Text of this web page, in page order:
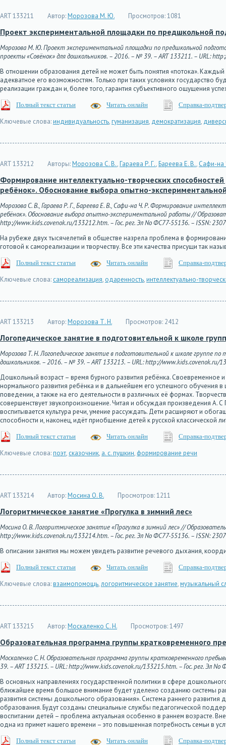
ART 133211 Автор:Морозова М. Ю. Просмотров:1081
Проект экспериментальной площадки по предшкольной
Морозова М. Ю. Проект экспериментальной площадки по предшкольной
проекты «Совёнок» для дошкольников. – 2016. – № 39. – ART 133211. – URL:
В отношении образования детей не может быть понятия «потока».
адекватное его возможностям. Только при таких условиях государство
реализации граждан и, более того, гарантия субъективного ощущения
Полный текст статьи Читать онлайн Справка-
Ключевые слова:индивидуальность,гуманизация, демократизация,
ART 133212 Авторы:Морозова С. В.,Гараева Р. Г.,Бареева Е. В., Сафи-на
Формирование интеллектуально-творческих
ребёнок». Обоснование выбора опытно-
Морозова С. В., Гараева Р. Г., Бареева Е. В., Сафи-на Ч. Р. Формирование
ребёнок». Обоснование выбора опытно-экспериментальной работы //
http://www.kids.covenok.ru/133212.htm. – Гос. рег. Эл No ФС77-55136. – ISSN:
На рубеже двух тысячелетий в обществе назрела проблема в
готовой к самореализации и творчеству. Все эти качества присущи так
Полный текст статьи Читать онлайн Справка-
Ключевые слова: самореализация, одаренность,интеллектуально-
ART 133213 Автор:Морозова Т. Н. Просмотров: 2412
Логопедическое занятие в подготовительной к школе
Морозова Т. Н. Логопедическое занятие в подготовительной к школе группе
дошкольников. – 2016. – № 39. – ART 133213. – URL: http://www.kids.covenok.ru/
Дошкольный возраст – время бурного развития ребёнка.
нормального развития ребёнка и в дальнейшем его успешного обучения
поведении, а также на его деятельности в различных её формах.
совершенствует звукопроизношение. Читая и обсуждая произведения А. С
воспитывается культура речи, умение рассуждать. Дети расширяют и
способности и, наконец, идёт приобщение детей к русской классической
Полный текст статьи Читать онлайн Справка-
Ключевые слова:поэт, сказочник, а. с. пушкин, формирование речи
ART 133214 Автор:Мосина О. В. Просмотров:1211
Логоритмическое занятие «Прогулка в зимний лес»
Мосина О. В. Логоритмическое занятие «Прогулка в зимний лес» //
http://www.kids.covenok.ru/133214.htm. – Гос. рег. Эл No ФС77-55136. – ISSN:
В описании занятия мы можем увидеть развитие речевого дыхания,
Полный текст статьи Читать онлайн Справка-
Ключевые слова:взаимопомощь,логоритмическое занятие,музыкальный
ART 133215 Автор:Москаленко С. Н. Просмотров:1497
Образовательная программа группы кратковременного
Москаленко С. Н. Образовательная программа группы кратковременного
39. – ART 133215. – URL: http://www.kids.covenok.ru/133215.htm. – Гос. рег. Эл
В основных направлениях государственной политики в сфере
ближайшее время большое внимание будет уделено созданию системы
развития системы дошкольного образования». Система раннего
образования. Будут созданы специальные службы педагогической
воспитании детей – проблема актуальная особенно в раннем возрасте.
одна из примет нашего времени – это повышенная потребность семьи в
Полный текст статьи Читать онлайн Справка-